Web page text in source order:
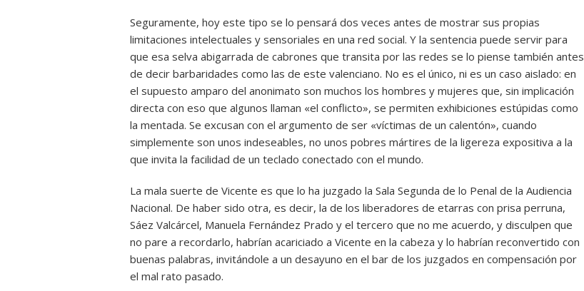
Seguramente, hoy este tipo se lo pensará dos veces antes de mostrar sus propias
limitaciones intelectuales y sensoriales en una red social. Y la sentencia puede servir para
que esa selva abigarrada de cabrones que transita por las redes se lo piense también antes
de decir barbaridades como las de este valenciano. No es el único, ni es un caso aislado: en
el supuesto amparo del anonimato son muchos los hombres y mujeres que, sin implicación
directa con eso que algunos llaman «el conflicto», se permiten exhibiciones estúpidas como
la mentada. Se excusan con el argumento de ser «víctimas de un calentón», cuando
simplemente son unos indeseables, no unos pobres mártires de la ligereza expositiva a la
que invita la facilidad de un teclado conectado con el mundo.
La mala suerte de Vicente es que lo ha juzgado la Sala Segunda de lo Penal de la Audiencia
Nacional. De haber sido otra, es decir, la de los liberadores de etarras con prisa perruna,
Sáez Valcárcel, Manuela Fernández Prado y el tercero que no me acuerdo, y disculpen que
no pare a recordarlo, habrían acariciado a Vicente en la cabeza y lo habrían reconvertido con
buenas palabras, invitándole a un desayuno en el bar de los juzgados en compensación por
el mal rato pasado.